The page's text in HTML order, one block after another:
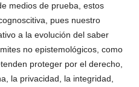
medios de prueba, estos
pues nuestro
a la evolución del saber
no epistemológicos, como
proteger por el derecho,
la privacidad, la integridad,